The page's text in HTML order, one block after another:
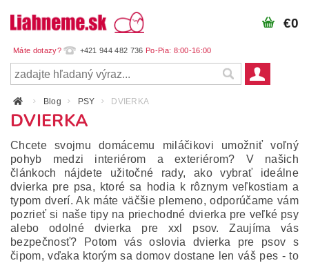
+421 944 482 736
€0
Blog PSY DVIERKA
DVIERKA
Chcete svojmu domácemu miláčikovi umožniť voľný
pohyb medzi interiérom a exteriérom? V našich
článkoch nájdete užitočné rady, ako vybrať ideálne
dvierka pre psa, ktoré sa hodia k rôznym veľkostiam a
typom dverí. Ak máte väčšie plemeno, odporúčame vám
pozrieť si naše tipy na priechodné dvierka pre veľké psy
alebo odolné dvierka pre xxl psov. Zaujíma vás
bezpečnosť? Potom vás oslovia dvierka pre psov s
čipom, vďaka ktorým sa domov dostane len váš pes - to